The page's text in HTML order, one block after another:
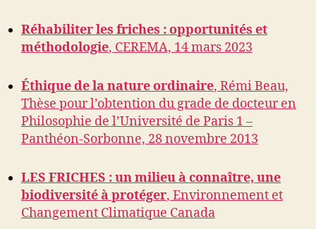
Réhabiliter les friches : opportunités et
méthodologie, CEREMA, 14 mars 2023
Éthique de la nature ordinaire, Rémi Beau,
Thèse pour l’obtention du grade de docteur en
Philosophie de l’Université de Paris 1 –
Panthéon-Sorbonne, 28 novembre 2013
LES FRICHES : un milieu à connaître, une
biodiversité à protéger, Environnement et
Changement Climatique Canada